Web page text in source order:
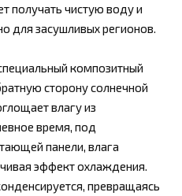
получать чистую воду и
для засушливых регионов.
композитный
сторону солнечной
влагу из
время, под
панели, влага
эффект охлаждения.
превращаясь